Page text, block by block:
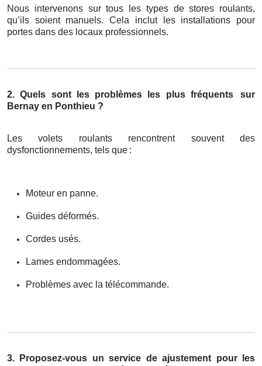
Nous intervenons sur tous les types de stores roulants,
qu’ils soient manuels. Cela inclut les installations pour
portes dans des locaux professionnels.
2. Quels sont les problèmes les plus fréquents
sur
Bernay en Ponthieu ?
Les volets roulants rencontrent souvent des
dysfonctionnements, tels que :
Moteur en panne.
Guides déformés.
Cordes usés.
Lames endommagées.
Problèmes avec la télécommande.
3. Proposez-vous un service de ajustement pour les